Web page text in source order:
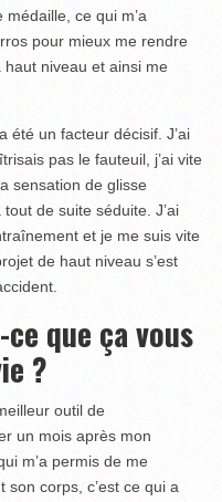
ce qui m’a
pour mieux me rendre
haut niveau et ainsi me
été un facteur décisif. J’ai
pas le fauteuil, j’ai vite
sensation de glisse
de suite séduite. J’ai
et je me suis vite
de haut niveau s’est
que ça vous
?
outil de
un mois après mon
m’a permis de me
corps, c’est ce qui a